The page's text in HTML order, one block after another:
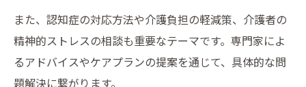
また、認知症の対応方法や介護負担の軽減策、介護者の
精神的ストレスの相談も重要なテーマです。専門家によ
るアドバイスやケアプランの提案を通じて、具体的な問
題解決に繋がります。